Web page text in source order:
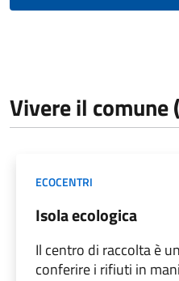
Vivere il comune
ECOCENTRI
Isola ecologica
Il centro di raccolta è
conferire i rifiuti in